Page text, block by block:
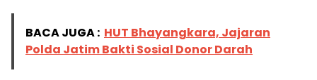
BACA JUGA : HUT Bhayangkara, Jajaran
Polda Jatim Bakti Sosial Donor Darah